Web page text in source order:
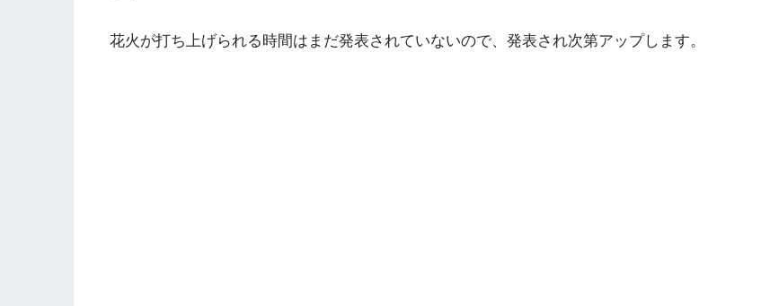
花火が打ち上げられる時間はまだ発表されていないので、発表され次第アップします。